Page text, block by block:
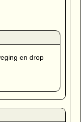
en drop